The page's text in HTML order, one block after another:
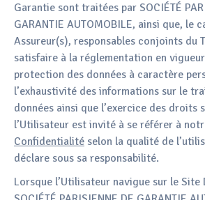
Garantie sont traitées par SOCIÉTÉ
GARANTIE AUTOMOBILE, ainsi que, le
Assureur(s), responsables conjoints du
satisfaire à la réglementation en
protection des données à caractère
l’exhaustivité des informations sur le
données ainsi que l’exercice des droits
l’Utilisateur est invité à se référer à
Confidentialité selon la qualité de
déclare sous sa responsabilité.
Lorsque l’Utilisateur navigue sur le